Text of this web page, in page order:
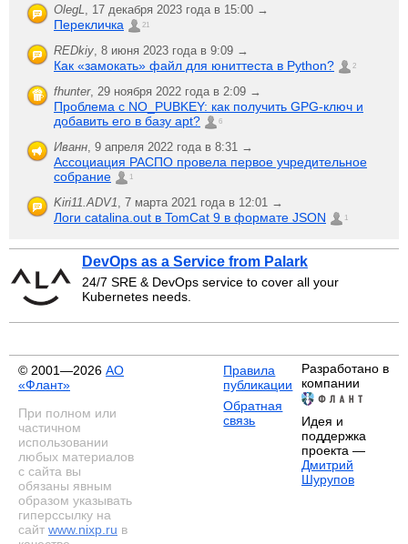
OlegL 17 декабря 2023 года в 15:00 →
Перекличка 21
REDkiy 8 июня 2023 года в 9:09 →
Как «замокать» файл для юниттеста в Python? 2
fhunter, 29 ноября 2022 года в 2:09 →
Проблема с NO_PUBKEY: как получить GPG-ключ и
добавить его в базу apt?
6
Иванн 9 апреля 2022 года в 8:31 →
Ассоциация РАСПО провела первое учредительное
собрание
1
Kiri11.ADV1 7 марта 2021 года в 12:01 →
Логи catalina.out в TomCat 9 в формате JSON 1
DevOps as a Service from Palark
24/7 SRE & DevOps service to cover all your
Kubernetes needs.
© 2001—2026 АО
«Флант»
При полном или
частичном
использовании
любых материалов
с сайта вы
обязаны явным
образом указывать
гиперссылку на
сайт www.nixp.ru в
Правила
публикации
Обратная
связь
Разработано в
компании
Идея и
поддержка
проекта —
Дмитрий
Шурупов